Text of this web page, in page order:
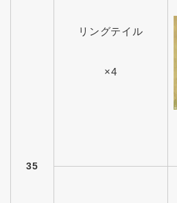
35
リングテイル
×4